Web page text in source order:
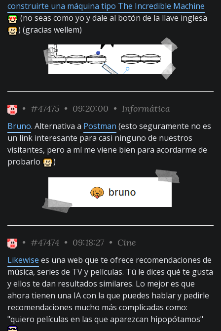
construirte una máquina tipo The Incredible Machine
(no seas como yo y dale al botón de la llave inglesa
) (gracias wellem)
• #47475 • 09:20:00 • Informática
Bruno. Alternativa a Postman (esto seguramente no es
un link interesante para casi ninguno de nuestros
visitantes, pero a mí me viene bien para acordarme de
probarlo
)
• #47474 • 09:18:27 • Cine
Likewise es una web que te ofrece recomendaciones de
música, series de TV y películas. Tú le dices qué te gusta
y ellos te dan resultados similares. Lo mejor es que
ahora tienen una IA con la que puedes hablar y pedirle
recomendaciones mucho más complicadas como:
"quiero películas en las que aparezcan hipopótamos"